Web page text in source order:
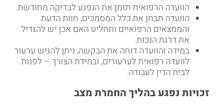
הוועדה הרפואית תזמן את הנפגע לבדיקה מחודשת.
הוועדה תבחן את כלל המסמכים, חוות הדעת
והממצאים הרפואיים ותחליט האם אכן יש להגדיל
את דרגת הנכות.
במידה והוועדה דוחה את הבקשה, ניתן להגיש ערעור
לוועדה רפואית לערעורים, ובמידת הצורך – לפנות
לבית הדין לעבודה.
זכויות נפגע בהליך החמרת מצב